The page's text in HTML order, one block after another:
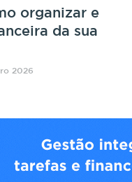
organizar e
da sua
2026